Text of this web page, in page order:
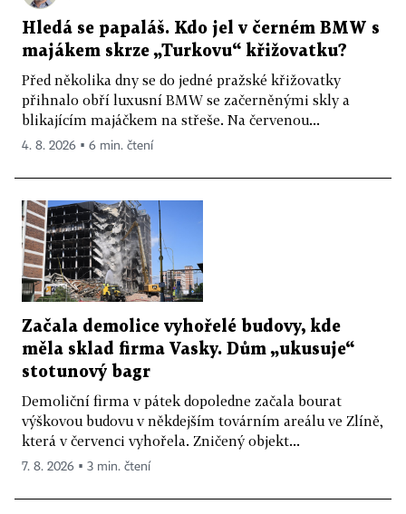
Hledá se papaláš. Kdo jel v černém BMW s
majákem skrze „Turkovu“ křižovatku?
Před několika dny se do jedné pražské křižovatky
přihnalo obří luxusní BMW se začerněnými skly a
blikajícím majáčkem na střeše. Na červenou...
4. 8. 2026 ▪ 6 min. čtení
Začala demolice vyhořelé budovy, kde
měla sklad firma Vasky. Dům „ukusuje“
stotunový bagr
Demoliční firma v pátek dopoledne začala bourat
výškovou budovu v někdejším továrním areálu ve Zlíně,
která v červenci vyhořela. Zničený objekt...
7. 8. 2026 ▪ 3 min. čtení